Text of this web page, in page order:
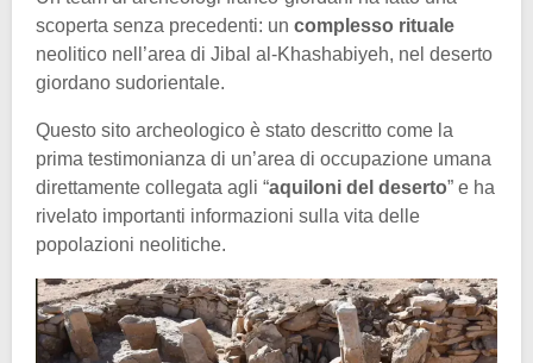
scoperta senza precedenti: un complesso rituale
neolitico nell’area di Jibal al-Khashabiyeh, nel deserto
giordano sudorientale.
Questo sito archeologico è stato descritto come la
prima testimonianza di un’area di occupazione umana
direttamente collegata agli “aquiloni del deserto” e ha
rivelato importanti informazioni sulla vita delle
popolazioni neolitiche.